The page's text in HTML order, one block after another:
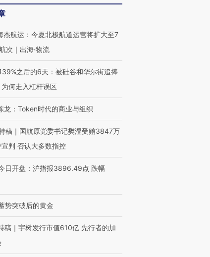
杰航运：今夏北极航道运营将扩大至7
次｜出海·物流
之后的6天：被硅谷和华尔街追捧
何走入杠杆误区
龙：Token时代的商业与组织
稿｜国航原党委书记樊澄受贿3847万
判 否认大多数指控
日开盘：沪指报3896.49点 跌幅
势突破后的黄金
稿｜宇树发行市值610亿 先行者的加